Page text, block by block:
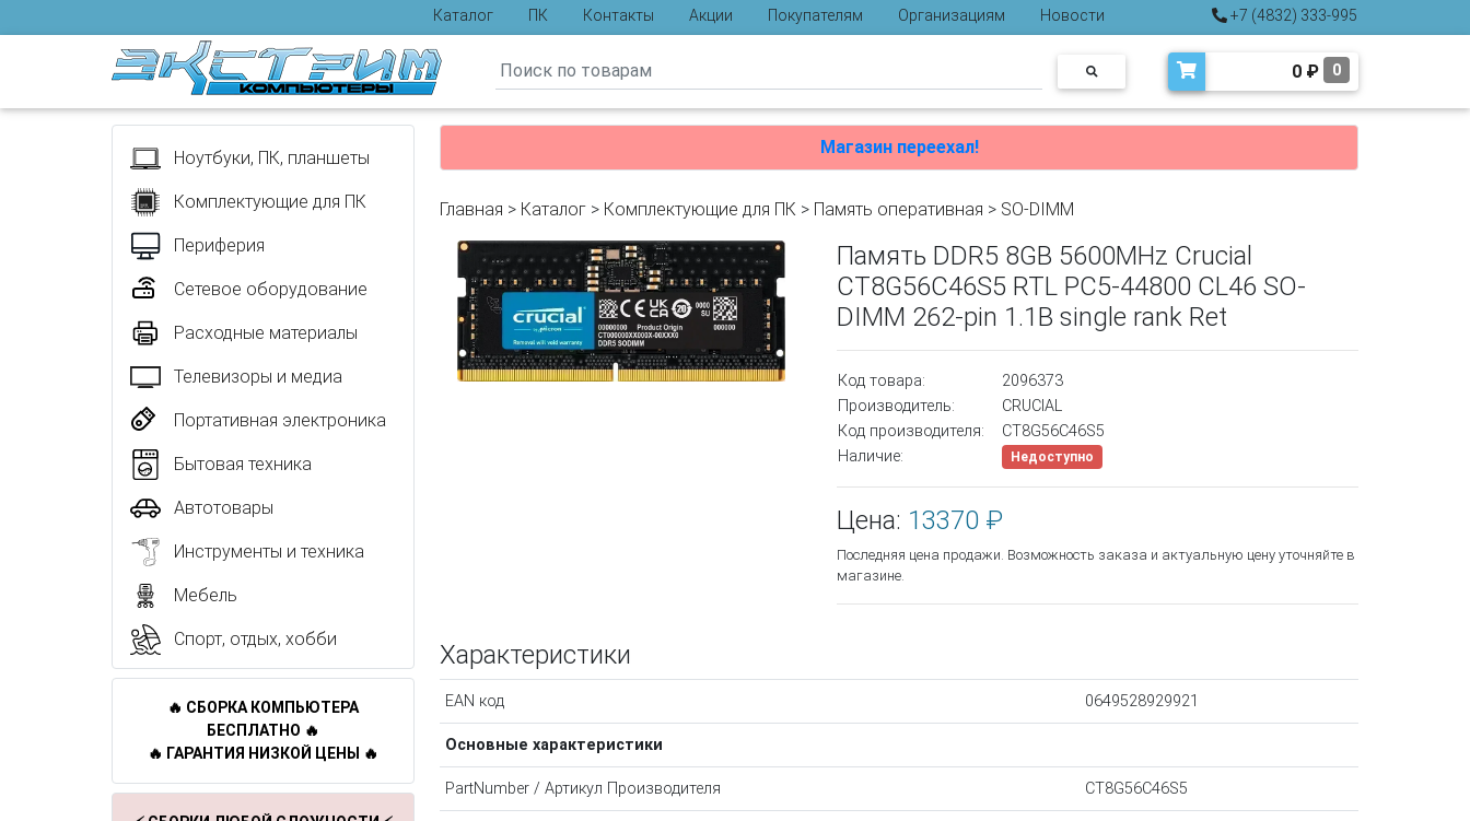
Каталог ПК Контакты Акции Покупателям Организациям
Новости
Отзывы
+7 (4832) 333-995
0 ₽ 0
Ноутбуки, ПК, планшеты
Комплектующие для ПК
Периферия
Сетевое оборудование
Расходные материалы
Телевизоры и медиа
Портативная электроника
Бытовая техника
Автотовары
Инструменты и техника
Мебель
Спорт, отдых, хобби
🔥 СБОРКА КОМПЬЮТЕРА
БЕСПЛАТНО 🔥
🔥 ГАРАНТИЯ НИЗКОЙ ЦЕНЫ 🔥
Магазин переехал!
Главная > Каталог > Комплектующие для ПК > Память оперативная > SO-DIMM
Память DDR5 8GB 5600MHz Crucial
CT8G56C46S5 RTL PC5-44800 CL46 SO-
DIMM 262-pin 1.1В single rank Ret
Код товара:
2096373
Производитель:
CRUCIAL
Код производителя:
CT8G56C46S5
Наличие:
Недоступно
Цена: 13370 ₽
Последняя цена продажи. Возможность заказа и актуальную цену уточняйте в
магазине.
Характеристики
EAN код 0649528929921
Основные характеристики
PartNumber / Артикул Производителя CT8G56C46S5